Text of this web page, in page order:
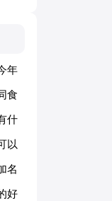
年
食
什
以
名
好